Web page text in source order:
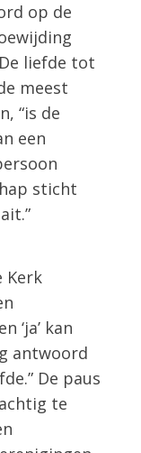
op de
liefde tot
meest
“is de
een
sticht
Kerk
‘ja’ kan
antwoord
De paus
te